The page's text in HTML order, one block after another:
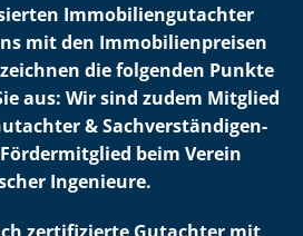
Im­mo­bi­li­en­gut­ach­ter
mit den Im­mo­bi­li­en­prei­sen
die folgenden Punkte
aus: Wir sind zudem Mitglied
& Sach­ver­stän­di­gen­
beim Verein
Ingenieure.